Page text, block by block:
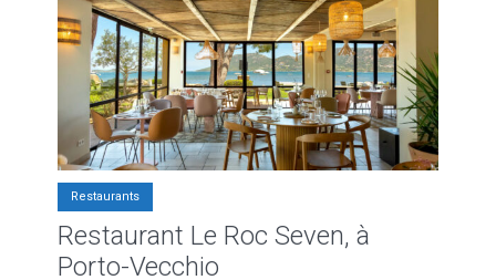
Restaurants
Restaurant Le Roc Seven, à
Porto-Vecchio